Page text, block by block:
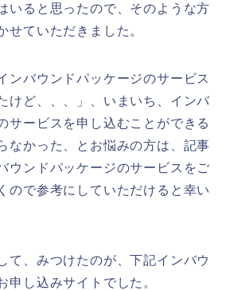
いると思ったので、そのような方
せていただきました。
ンバウンドパッケージのサービス
けど、、、」、いまいち、インバ
サービスを申し込むことができる
なかった、とお悩みの方は、記事
ウンドパッケージのサービスをご
ので参考にしていただけると幸い
て、みつけたのが、下記インバウ
申し込みサイトでした。